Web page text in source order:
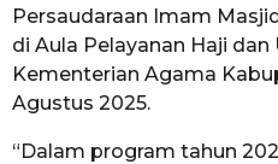
Persaudaraan Imam
di Aula Pelayanan Haji
Kementerian Agama
Agustus 2025.
“Dalam program tahun